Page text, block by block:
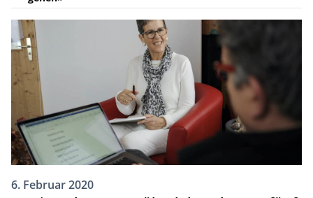
6. Februar 2020